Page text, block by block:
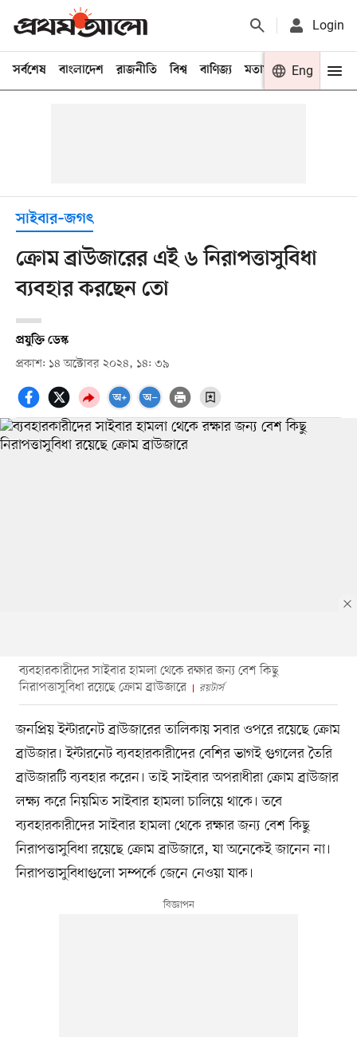
Login
সর্বশেষ বাংলাদেশ রাজনীতি বিশ্ব বাণিজ্য মতামত খেলা
Eng
সাইবার–জগৎ
ক্রোম ব্রাউজারের এই ৬ নিরাপত্তাসুবিধা
ব্যবহার করছেন তো
প্রযুক্তি ডেস্ক
প্রকাশ: ১৪ অক্টোবর ২০২৪, ১৪: ৩৯
ব্যবহারকারীদের সাইবার হামলা থেকে রক্ষার জন্য বেশ কিছু
নিরাপত্তাসুবিধা রয়েছে ক্রোম ব্রাউজারে
রয়টার্স
জনপ্রিয় ইন্টারনেট ব্রাউজারের তালিকায় সবার ওপরে রয়েছে ক্রোম
ব্রাউজার। ইন্টারনেট ব্যবহারকারীদের বেশির ভাগই গুগলের তৈরি
ব্রাউজারটি ব্যবহার করেন। তাই সাইবার অপরাধীরা ক্রোম ব্রাউজার
লক্ষ্য করে নিয়মিত সাইবার হামলা চালিয়ে থাকে। তবে
ব্যবহারকারীদের সাইবার হামলা থেকে রক্ষার জন্য বেশ কিছু
নিরাপত্তাসুবিধা রয়েছে ক্রোম ব্রাউজারে, যা অনেকেই জানেন না।
নিরাপত্তাসুবিধাগুলো সম্পর্কে জেনে নেওয়া যাক।